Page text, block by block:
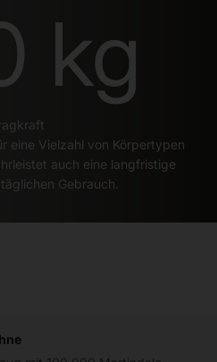
kg
eine Vielzahl von Körpertypen
auch eine langfristige
Gebrauch.